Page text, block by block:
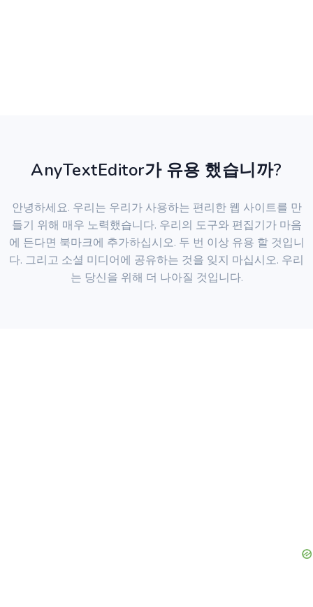
AnyTextEditor가 유용 했습니까?
안녕하세요. 우리는 우리가 사용하는 편리한 웹 사이트를 만
들기 위해 매우 노력했습니다. 우리의 도구와 편집기가 마음
에 든다면 북마크에 추가하십시오. 두 번 이상 유용 할 것입니
다. 그리고 소셜 미디어에 공유하는 것을 잊지 마십시오. 우리
는 당신을 위해 더 나아질 것입니다.